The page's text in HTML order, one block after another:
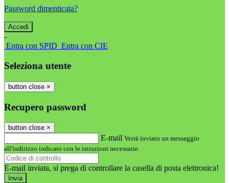
Password dimenticata?
-
Entra con SPID Entra con CIE
Seleziona utente
button close ×
Recupero password
button close ×
E-mail Verrà inviato un messaggio
all'indirizzo indicato con le istruzioni necessarie.
E-mail inviata, si prega di controllare la casella di posta elettronica!